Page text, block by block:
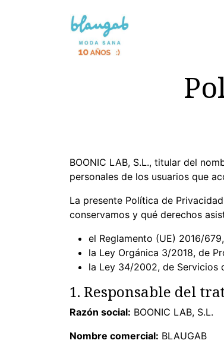
BOONIC LAB, S.L., titular del
personales de los usuarios que
La presente Política de
conservamos y qué derechos
el Reglamento (UE) 2016/
la Ley Orgánica 3/2018, de
la Ley 34/2002, de Servicios
1. Responsable del
Razón social: BOONIC LAB, S.L.
Nombre comercial: BLAUGAB